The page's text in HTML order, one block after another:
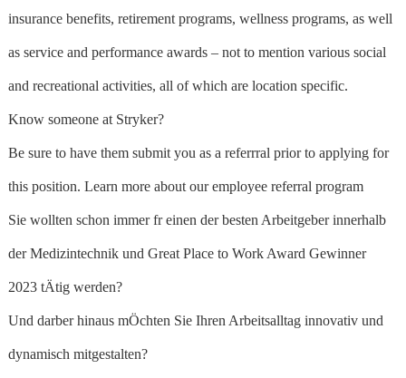
insurance benefits, retirement programs, wellness programs, as well
as service and performance awards – not to mention various social
and recreational activities, all of which are location specific.
Know someone at Stryker?
Be sure to have them submit you as a referrral prior to applying for
this position. Learn more about our employee referral program
Sie wollten schon immer fr einen der besten Arbeitgeber innerhalb
der Medizintechnik und Great Place to Work Award Gewinner
2023 tÄtig werden?
Und darber hinaus mÖchten Sie Ihren Arbeitsalltag innovativ und
dynamisch mitgestalten?